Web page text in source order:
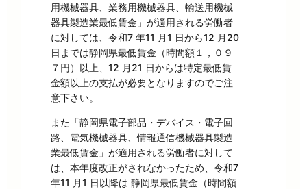
用機械器具、業務用機械器具、輸送用機械
器具製造業最低賃金」が適用される労働者
に対しては、令和7 年11 月1 日から12 月20
日までは静岡県最低賃金（時間額１，０９
７円）以上、12 月21 日からは特定最低賃
金額以上の支払が必要となりますのでご注
意下さい。
また「静岡県電子部品・デバイス・電子回
路、電気機械器具、情報通信機械器具製造
業最低賃金」が適用される労働者に対して
は、本年度改正がされなかったため、令和7
年11 月1 日以降は 静岡県最低賃金（時間額